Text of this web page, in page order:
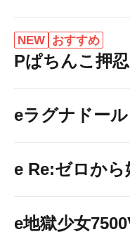
NEW おすすめ
Pぱちんこ押
eラグナドー
e Re:ゼロか
e地獄少女